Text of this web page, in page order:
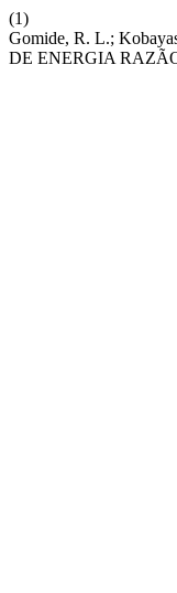
(1)
Gomide, R. L.;
DE ENERGIA